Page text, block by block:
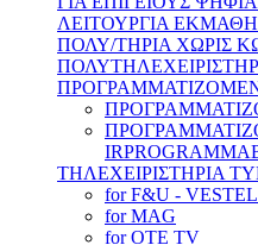
ΛΕΙΤΟΥΡΓΙΑ
ΠΟΛΥ/ΤΗΡΙΑ ΧΩΡΙΣ
ΤΗΛΕΧΕΙΡΙΣΤΗΡΙΑ
for F&U -
for MAG
for OTE TV